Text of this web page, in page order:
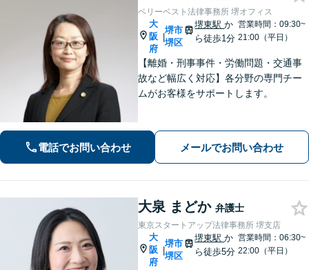
ベリーベスト法律事務所 堺オフィス
大
阪
府
|
堺市
堺区
堺東駅か
ら徒歩1分
営業時間：09:30~
21:00（平日）
【離婚・刑事事件・労働問題・交通事
故など幅広く対応】各分野の専門チー
ムがお客様をサポートします。
電話でお問い合わせ メールでお問い合わせ
大泉 まどか 弁護士
東京スタートアップ法律事務所 堺支店
大
阪
府
|
堺市
堺区
堺東駅か
ら徒歩5分
営業時間：06:30~
22:00（平日）